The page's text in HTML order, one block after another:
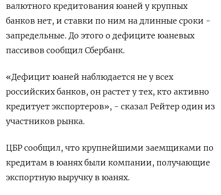
валютного кредитования юаней у крупных
банков нет, и ставки по ним на длинные сроки -
запредельные. До этого о дефиците юаневых
пассивов сообщил Сбербанк.
«Дефицит юаней наблюдается не у всех
российских банков, он растет у тех, кто активно
кредитует экспортеров», - сказал Рейтер один из
участников рынка.
ЦБР сообщил, что крупнейшими заемщиками по
кредитам в юанях были компании, получающие
экспортную выручку в юанях.